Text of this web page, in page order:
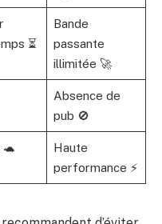
⏳
Bande
passante
illimitée 🚀
Absence de
pub 🚫
Haute
performance ⚡